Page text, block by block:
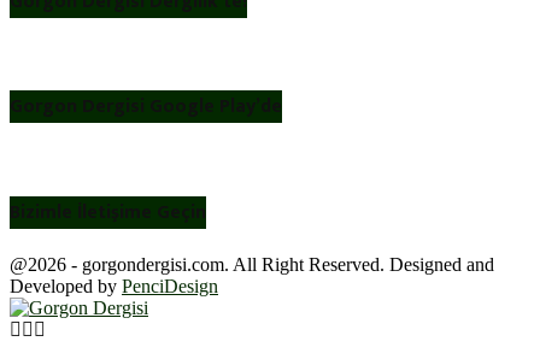
Gorgon Dergisi Google Play’de
Bizimle İletişime Geçin
@2026 - gorgondergisi.com. All Right Reserved. Designed and
Developed by PenciDesign
Facebook
Twitter